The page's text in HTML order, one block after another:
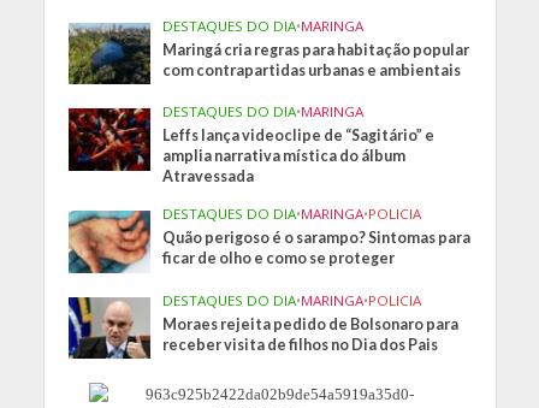
DESTAQUES DO DIA•MARINGA
Maringá cria regras para habitação popular
com contrapartidas urbanas e ambientais
DESTAQUES DO DIA•MARINGA
Leffs lança videoclipe de “Sagitário” e
amplia narrativa mística do álbum
Atravessada
DESTAQUES DO DIA•MARINGA•POLICIA
Quão perigoso é o sarampo? Sintomas para
ficar de olho e como se proteger
DESTAQUES DO DIA•MARINGA•POLICIA
Moraes rejeita pedido de Bolsonaro para
receber visita de filhos no Dia dos Pais